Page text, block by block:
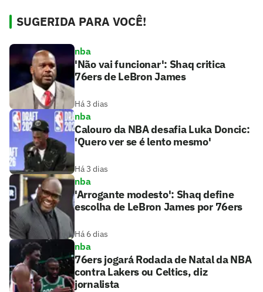
SUGERIDA PARA VOCÊ!
nba
'Não vai funcionar': Shaq critica
76ers de LeBron James
Há 3 dias
nba
Calouro da NBA desafia Luka Doncic:
'Quero ver se é lento mesmo'
Há 3 dias
nba
'Arrogante modesto': Shaq define
escolha de LeBron James por 76ers
Há 6 dias
nba
76ers jogará Rodada de Natal da NBA
contra Lakers ou Celtics, diz
jornalista